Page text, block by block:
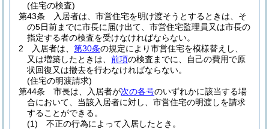
(住宅の検査)
第43条
入居者は、市営住宅を明け渡そうとするときは、そ
の5日前までに市長に届け出て、市営住宅監理員又は市長の
指定する者の検査を受けなければならない。
2
入居者は、 第30条の規定により市営住宅を模様替えし、
又は増築したときは、 前項の検査までに、自己の費用で原
状回復又は撤去を行わなければならない。
(住宅の明渡請求)
第44条
市長は、入居者が次の各号のいずれかに該当する場
合において、当該入居者に対し、市営住宅の明渡しを請求
することができる。
(1)
不正の行為によって入居したとき。